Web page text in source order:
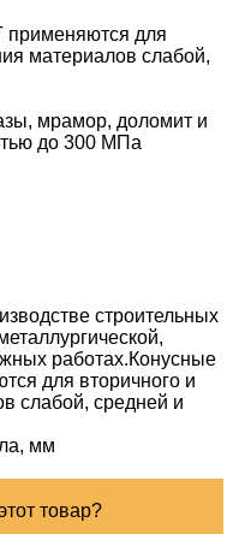
применяются для
материалов слабой,
мрамор, доломит и
до 300 МПа
строительных
работах.Конусные
для вторичного и
слабой, средней и
мм
товар?